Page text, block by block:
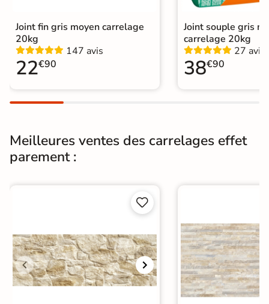
Type de pose Pose collée
Catégories
Pierre de parement extérieur
Carrelage marron
Joint fin gris moyen carrelage
20kg
147 avis
22€90
Joint souple gris
carrelage 20kg
27 avis
38€90
Meilleures ventes des carrelages effet
parement :

